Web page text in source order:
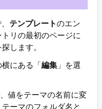
テンプレートのエン
リの最初のページに
します。
にある「 編集 」を選
値をテーマの名前に変
ーマのフォルダ名と